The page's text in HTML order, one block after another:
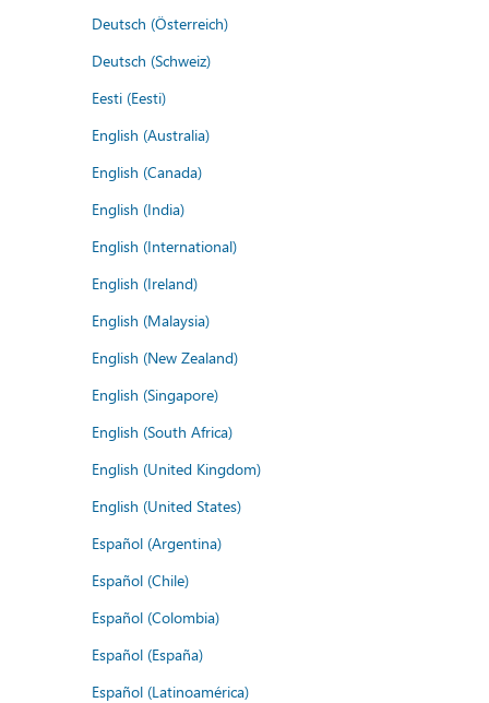
Deutsch (Österreich)
Deutsch (Schweiz)
Eesti (Eesti)
English (Australia)
English (Canada)
English (India)
English (International)
English (Ireland)
English (Malaysia)
English (New Zealand)
English (Singapore)
English (South Africa)
English (United Kingdom)
English (United States)
Español (Argentina)
Español (Chile)
Español (Colombia)
Español (España)
Español (Latinoamérica)